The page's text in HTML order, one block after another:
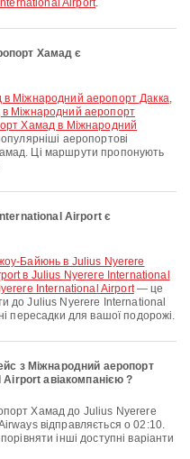
Airport.
Хамад є
в Міжнародний аеропорт Дакка,
Міжнародний аеропорт
Хамад в Міжнародний
аеропортові
Ці маршрути пропонують
Airport є
в Julius Nyerere International
International Airport— це
до Julius Nyerere International
пересадки для вашої подорожі.
з Міжнародний аеропорт
авіакомпанією ?
відправляється о 02:10.
інші доступні варіанти